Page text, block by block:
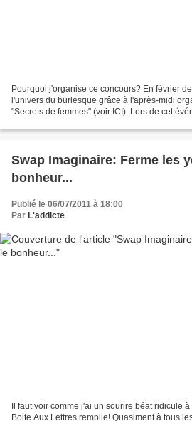
Pourquoi j'organise ce concours? En février
l'univers du burlesque grâce à l'après-midi
"Secrets de femmes" (voir ICI). Lors de cet
Swap Imaginaire: Ferme les
bonheur...
Publié le 06/07/2011 à 18:00
Par L'addicte
Il faut voir comme j'ai un sourire béat ridicule
Boite Aux Lettres remplie! Quasiment à tous